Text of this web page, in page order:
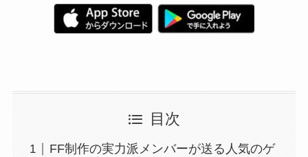
目次
FF制作の実力派メンバーが送る人気のゲ